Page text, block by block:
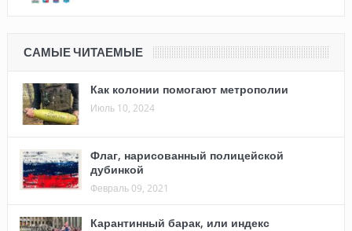
САМЫЕ ЧИТАЕМЫЕ
Как колонии помогают метрополии
Июль 10, 2024
Флаг, нарисованный полицейской
дубинкой
Февраль 09, 2021
Карантинный барак, или индекс